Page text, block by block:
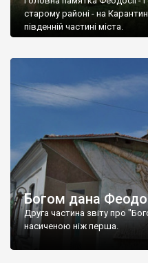
старому районі - на
південній частині міста.
Богом дана
Друга частина звіту про
насиченою ніж перша.